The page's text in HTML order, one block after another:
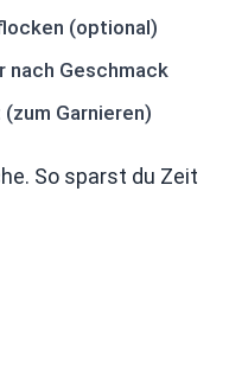
(optional)
nach Geschmack
Garnieren)
So sparst du Zeit